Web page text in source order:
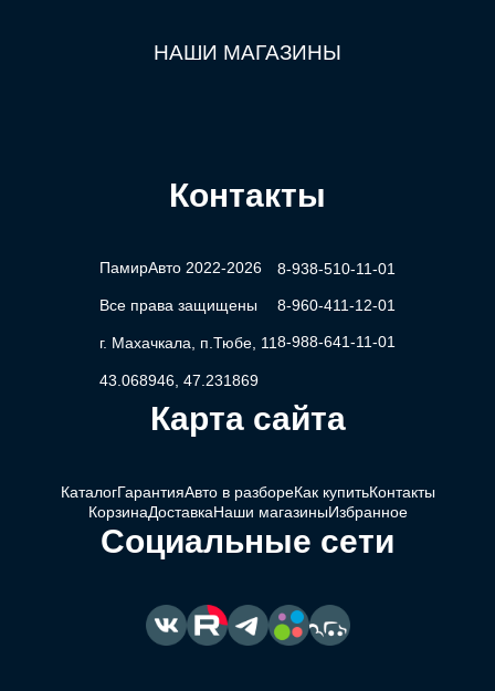
НАШИ МАГАЗИНЫ
Контакты
ПамирАвто 2022-2026
Все права защищены
г. Махачкала, п.Тюбе, 11
43.068946, 47.231869
8-938-510-11-01
8-960-411-12-01
8-988-641-11-01
Карта сайта
КаталогГарантияАвто в разбореКак купитьКонтакты
КорзинаДоставкаНаши магазиныИзбранное
Социальные сети